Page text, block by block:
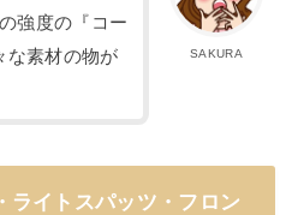
SAKURA
強度の『コー
な素材の物が
ライトスパッツ・フロン